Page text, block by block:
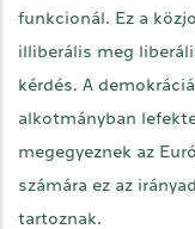
funkcionál. Ez a
illiberális meg
kérdés. A
alkotmányban
megegyeznek az
számára ez az
tartoznak.